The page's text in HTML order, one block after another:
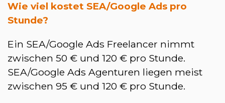
Wie viel kostet SEA/Google Ads pro
Stunde?
Ein SEA/Google Ads Freelancer nimmt
zwischen 50 € und 120 € pro Stunde.
SEA/Google Ads Agenturen liegen meist
zwischen 95 € und 120 € pro Stunde.